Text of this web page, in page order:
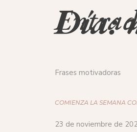
Día:
Frases motivadoras
COMIENZA LA SEMANA
23 de noviembre de